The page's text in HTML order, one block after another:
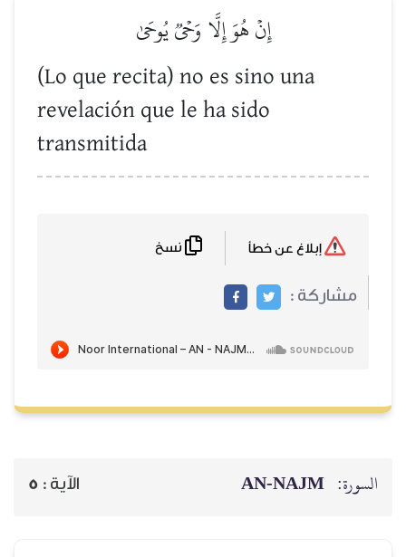
إِنۡ هُوَ إِلَّا وَحۡيٞ يُوحَىٰ
(Lo que recita) no es sino una
revelación que le ha sido
transmitida
مشاركة :
السورة: AN-NAJM الآية : 5